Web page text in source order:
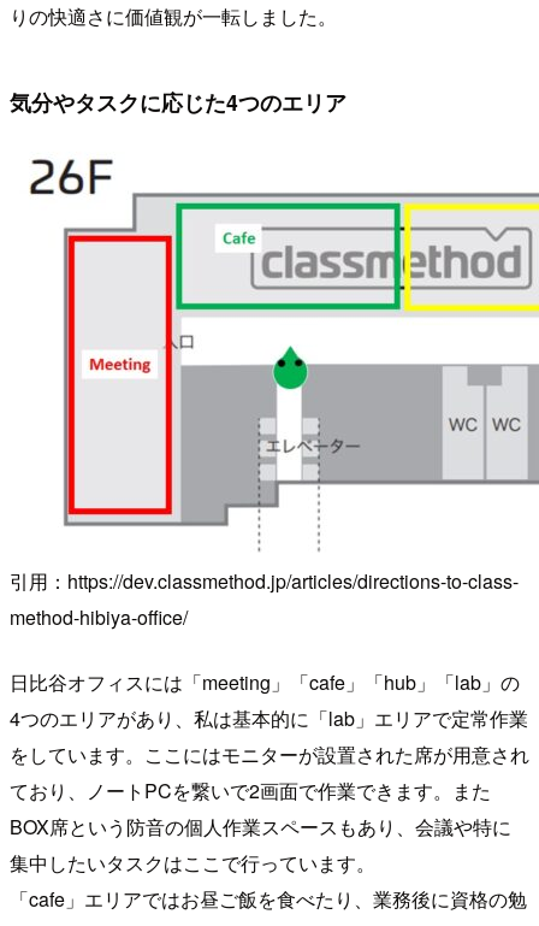
りの快適さに価値観が一転しました。
気分やタスクに応じた4つのエリア
引用：https://dev.classmethod.jp/articles/directions-to-class-
method-hibiya-office/
日比谷オフィスには「meeting」「cafe」「hub」「lab」の
4つのエリアがあり、私は基本的に「lab」エリアで定常作業
をしています。ここにはモニターが設置された席が用意され
ており、ノートPCを繋いで2画面で作業できます。また
BOX席という防音の個人作業スペースもあり、会議や特に
集中したいタスクはここで行っています。
「cafe」エリアではお昼ご飯を食べたり、業務後に資格の勉